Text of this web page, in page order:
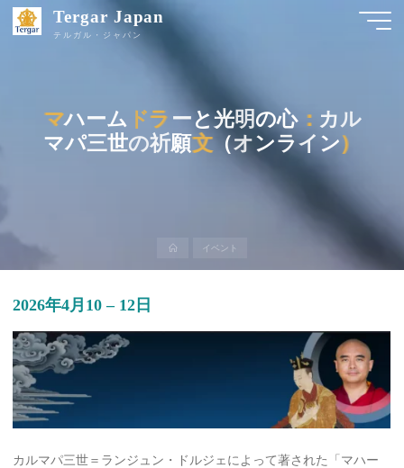
Tergar Japan
テルガル・ジャパン
マ
マハーム ドラ
ラ ー と光明の心：
： カル
マパ三世の祈願文
文（オンライ ン）
）
ム
イベント
2026年4月10 – 12日
カルマパ三世＝ランジュン・ドルジェによって著された「マハー